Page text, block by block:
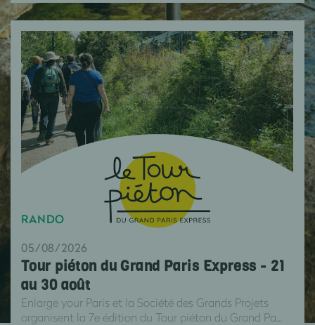
RANDO
05/08/2026
Tour piéton du Grand Paris Express - 21
au 30 août
Enlarge your Paris et la Société des Grands Projets
organisent la 7e édition du Tour piéton du Grand Pa...